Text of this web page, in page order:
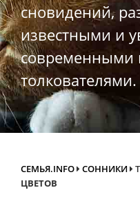
сновидений,
известными и
современными
толкователями.
СЕМЬЯ.INFO СОННИКИ
ЦВЕТОВ